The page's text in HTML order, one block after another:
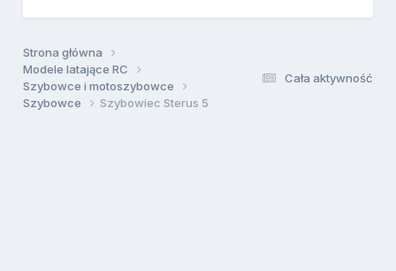
Cała aktywność
Strona główna
Modele latające RC
Szybowce i motoszybowce
Szybowce
Szybowiec Sterus 5